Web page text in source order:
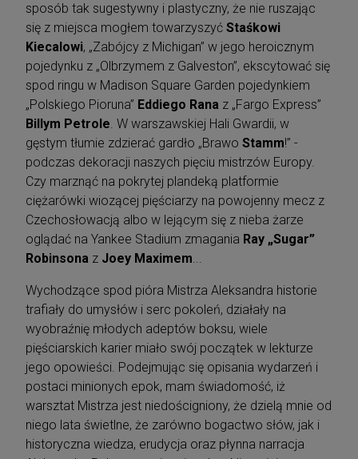
sposób tak sugestywny i plastyczny, że nie ruszając
się z miejsca mogłem towarzyszyć Staśkowi
Kiecalowi, „Zabójcy z Michigan” w jego heroicznym
pojedynku z „Olbrzymem z Galveston”, ekscytować się
spod ringu w Madison Square Garden pojedynkiem
„Polskiego Pioruna” Eddiego Rana z „Fargo Express”
Billym Petrole. W warszawskiej Hali Gwardii, w
gęstym tłumie zdzierać gardło „Brawo Stamm!” -
podczas dekoracji naszych pięciu mistrzów Europy.
Czy marznąć na pokrytej plandeką platformie
ciężarówki wiozącej pięściarzy na powojenny mecz z
Czechosłowacją albo w lejącym się z nieba żarze
oglądać na Yankee Stadium zmagania Ray „Sugar”
Robinsona z Joey Maximem...
Wychodzące spod pióra Mistrza Aleksandra historie
trafiały do umysłów i serc pokoleń, działały na
wyobraźnię młodych adeptów boksu, wiele
pięściarskich karier miało swój początek w lekturze
jego opowieści. Podejmując się opisania wydarzeń i
postaci minionych epok, mam świadomość, iż
warsztat Mistrza jest niedościgniony, że dzielą mnie od
niego lata świetlne, że zarówno bogactwo słów, jak i
historyczna wiedza, erudycja oraz płynna narracja